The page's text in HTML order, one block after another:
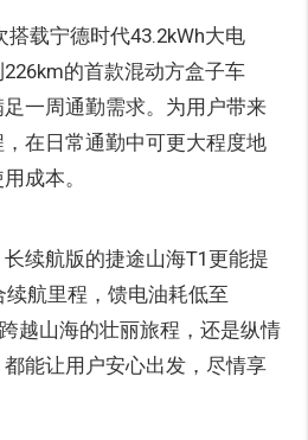
搭载宁德时代43.2kWh大电
的首款混动方盒子车
一周通勤需求。为用户带来
在日常通勤中可更大程度地
成本。
续航版的捷途山海T1更能提
航里程，馈电油耗低至
越山海的壮丽旅程，还是纵情
能让用户安心出发，尽情享